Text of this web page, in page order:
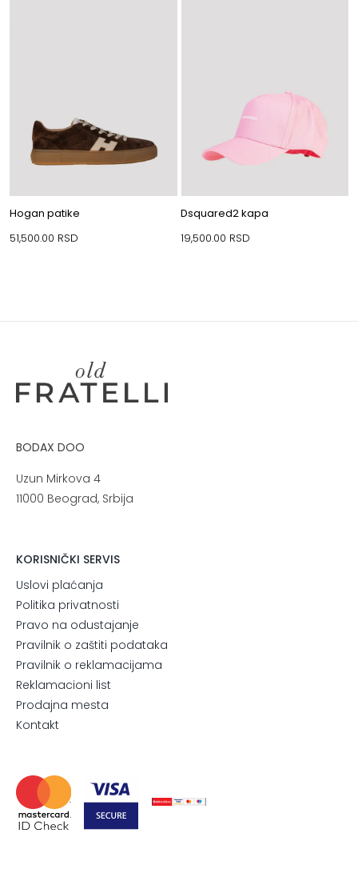
Hogan patike
51,500.00 RSD
Dsquared2 kapa
19,500.00 RSD
BODAX DOO
Uzun Mirkova 4
11000 Beograd, Srbija
KORISNIČKI SERVIS
Uslovi plaćanja
Politika privatnosti
Pravo na odustajanje
Pravilnik o zaštiti podataka
Pravilnik o reklamacijama
Reklamacioni list
Prodajna mesta
Kontakt